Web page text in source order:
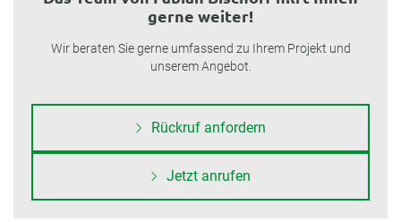
gerne weiter!
Wir beraten Sie gerne umfassend zu Ihrem Projekt und
unserem Angebot.
Rückruf anfordern
Jetzt anrufen